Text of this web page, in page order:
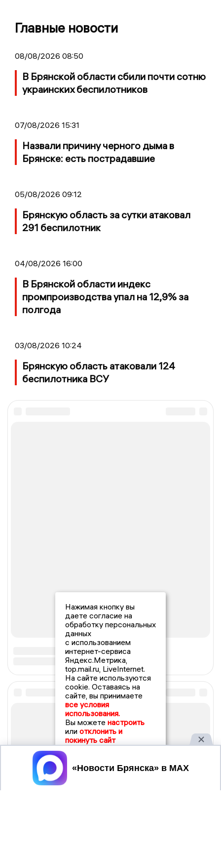
Главные новости
08/08/2026 08:50
В Брянской области сбили почти сотню
украинских беспилотников
07/08/2026 15:31
Назвали причину черного дыма в
Брянске: есть пострадавшие
05/08/2026 09:12
Брянскую область за сутки атаковал
291 беспилотник
04/08/2026 16:00
В Брянской области индекс
промпроизводства упал на 12,9% за
полгода
03/08/2026 10:24
Брянскую область атаковали 124
беспилотника ВСУ
Нажимая кнопку вы
даете согласие на
обработку персональных
данных
с использованием
интернет-сервиса
Яндекс.Метрика,
top.mail.ru, LiveInternet.
На сайте используются
cookie. Оставаясь на
сайте, вы принимаете
все условия
использования.
Вы можете настроить
или отклонить и
покинуть сайт
Принять